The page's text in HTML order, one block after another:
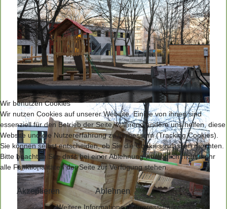
Wir benutzen Cookies
Wir nutzen Cookies auf unserer Website. Einige von ihnen sind
essenziell für den Betrieb der Seite, während andere uns helfen, diese
Website und die Nutzererfahrung zu verbessern (Tracking Cookies).
Sie können selbst entscheiden, ob Sie die Cookies zulassen möchten.
Bitte beachten Sie, dass bei einer Ablehnung womöglich nicht mehr
alle Funktionalitäten der Seite zur Verfügung stehen.
Akzeptieren Ablehnen
Weitere Informationen|Impressum